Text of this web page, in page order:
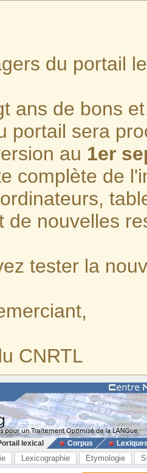
du portail
ans de bons
portail sera
au 1er
complète de
de nouvelles
tester la
CNRTL
lexical Corpus
Lexicographie Etymologie